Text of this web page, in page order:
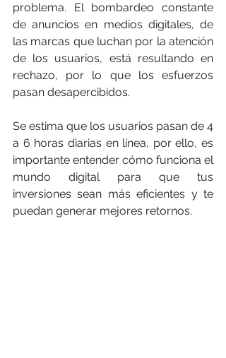
problema. El bombardeo constante
de anuncios en medios digitales, de
las marcas que luchan por la atención
de los usuarios, está resultando en
rechazo, por lo que los esfuerzos
pasan desapercibidos.
Se estima que los usuarios pasan de 4
a 6 horas diarias en línea, por ello, es
importante entender cómo funciona el
mundo digital para que tus
inversiones sean más eficientes y te
puedan generar mejores retornos.